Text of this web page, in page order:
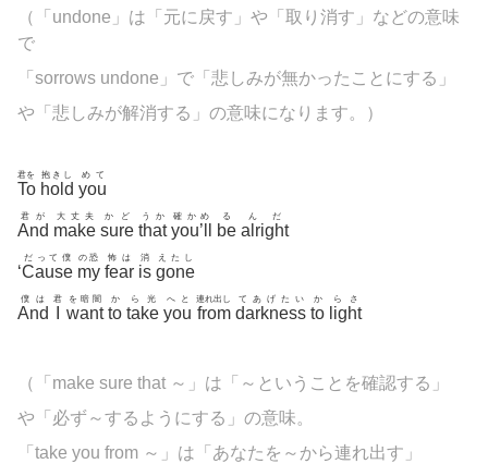
（「undone」は「元に戻す」や「取り消す」などの意味
で
「sorrows undone」で「悲しみが無かったことにする」
や「悲しみが解消する」の意味になります。）
To
君を
hold
抱きし
you
めて
And
君が
make
大丈夫
sure
かど
that
うか
you’ll
確かめ
be
る
alright
んだ
‘Cause
だって僕
my
の恐
fear
怖は
is
消
gone
えたし
And
僕は 君
want
を暗闇
to
か
take
ら光
you
へと
from
連れ出し
darkness
てあげたい
to
か
light
らさ
（「make sure that ～」は「～ということを確認する」
や「必ず～するようにする」の意味。
「take you from ～」は「あなたを～から連れ出す」